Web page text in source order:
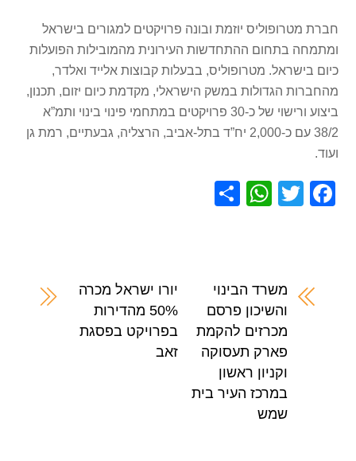
חברת מטרופוליס יוזמת ובונה פרויקטים למגורים בישראל
ומתמחה בתחום ההתחדשות העירונית מהמובילות הפועלות
כיום בישראל. מטרופוליס, בבעלות קבוצות אלייד ואלדר,
מהחברות הגדולות במשק הישראלי, מקדמת כיום יזום, תכנון,
ביצוע ורישוי של כ-30 פרויקטים במתחמי פינוי בינוי ותמ”א
38/2 עם כ-2,000 יח”ד בתל-אביב, הרצליה, גבעתיים, רמת גן
ועוד.
F
b
T
W
A
p
p
משרד הבינוי
והשיכון פרסם
מכרזים להקמת
פארק תעסוקה
וקניון ראשון
במרכז העיר בית
שמש
יורו ישראל מכרה
50% מהדירות
בפרויקט בפסגת
זאב